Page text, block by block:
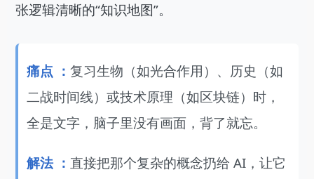
张逻辑清晰的“知识地图”。
痛点 ： 复习生物（如光合作用）、历史（如
二战时间线）或技术原理（如区块链）时，
全是文字，脑子里没有画面，背了就忘。
解法 ： 直接把那个复杂的概念扔给 AI，让它